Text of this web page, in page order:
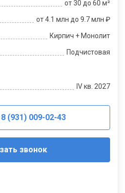
от 30 до 60 м²
от 4.1 млн до 9.7 млн ₽
Кирпич + Монолит
Подчистовая
IV кв. 2027
(931) 009-02-43
звонок